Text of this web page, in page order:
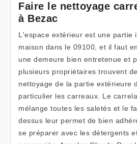
Faire le nettoyage
à Bezac
L'espace extérieur est une partie
maison dans le 09100, et il faut
une demeure bien entretenue et
plusieurs propriétaires trouvent
nettoyage de la partie extérieure
particulier les carreaux. Le
mélange toutes les saletés et le
dessus leur permet de bien
se préparer avec les détergents